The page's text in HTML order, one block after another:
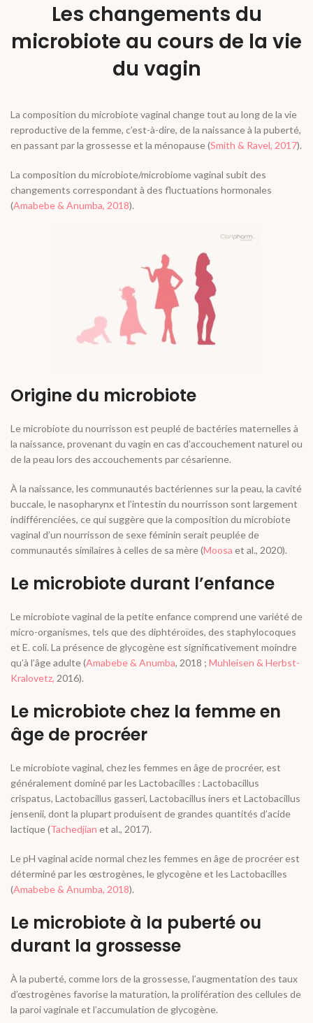
Les changements du
microbiote au cours de la vie
du vagin
La composition du microbiote vaginal change tout au long de la vie
reproductive de la femme, c’est-à-dire, de la naissance à la puberté,
en passant par la grossesse et la ménopause (Smith & Ravel, 2017).
La composition du microbiote/microbiome vaginal subit des
changements correspondant à des fluctuations hormonales
(Amabebe & Anumba, 2018).
Origine du microbiote
Le microbiote du nourrisson est peuplé de bactéries maternelles à
la naissance, provenant du vagin en cas d’accouchement naturel ou
de la peau lors des accouchements par césarienne.
À la naissance, les communautés bactériennes sur la peau, la cavité
buccale, le nasopharynx et l’intestin du nourrisson sont largement
indifférenciées, ce qui suggère que la composition du microbiote
vaginal d’un nourrisson de sexe féminin serait peuplée de
communautés similaires à celles de sa mère (Moosa et al., 2020).
Le microbiote durant l’enfance
Le microbiote vaginal de la petite enfance comprend une variété de
micro-organismes, tels que des diphtéroïdes, des staphylocoques
et E. coli. La présence de glycogène est significativement moindre
qu’à l’âge adulte (Amabebe & Anumba, 2018 ; Muhleisen & Herbst-
Kralovetz, 2016).
Le microbiote chez la femme en
âge de procréer
Le microbiote vaginal, chez les femmes en âge de procréer, est
généralement dominé par les Lactobacilles : Lactobacillus
crispatus, Lactobacillus gasseri, Lactobacillus iners et Lactobacillus
jensenii, dont la plupart produisent de grandes quantités d’acide
lactique (Tachedjian et al., 2017).
Le pH vaginal acide normal chez les femmes en âge de procréer est
déterminé par les œstrogènes, le glycogène et les Lactobacilles
(Amabebe & Anumba, 2018).
Le microbiote à la puberté ou
durant la grossesse
À la puberté, comme lors de la grossesse, l’augmentation des taux
d’œstrogènes favorise la maturation, la prolifération des cellules de
la paroi vaginale et l’accumulation de glycogène.